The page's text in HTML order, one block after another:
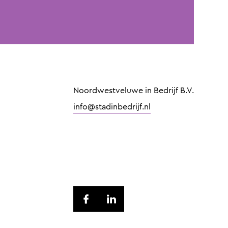
Noordwestveluwe in Bedrijf B.V.
info@stadinbedrijf.nl